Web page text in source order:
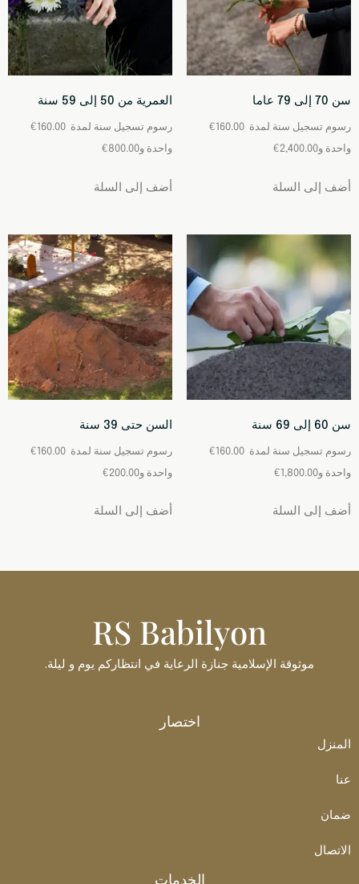
سن 70 إلى 79 عاما
رسوم تسجيل ⁦ € 160.00
€2,400.00
أضف إلى السلة
العمرية من 50 إلى 59 سنة
رسوم تسجيل ⁦ € 160.00
€800.00
أضف إلى السلة
سن 60 إلى 69 سنة
رسوم تسجيل ⁦ €160.00
€1,800.00
أضف إلى السلة
السن حتى 39 سنة
رسوم تسجيل ⁦ €160.00
€200.00
أضف إلى السلة
RS Babilyon
موثوقة الإسلامية جنازة الرعاية في انتظاركم يوم و ليلة.
اختصار
المنزل
عنا
ضمان
الاتصال
الخدمات